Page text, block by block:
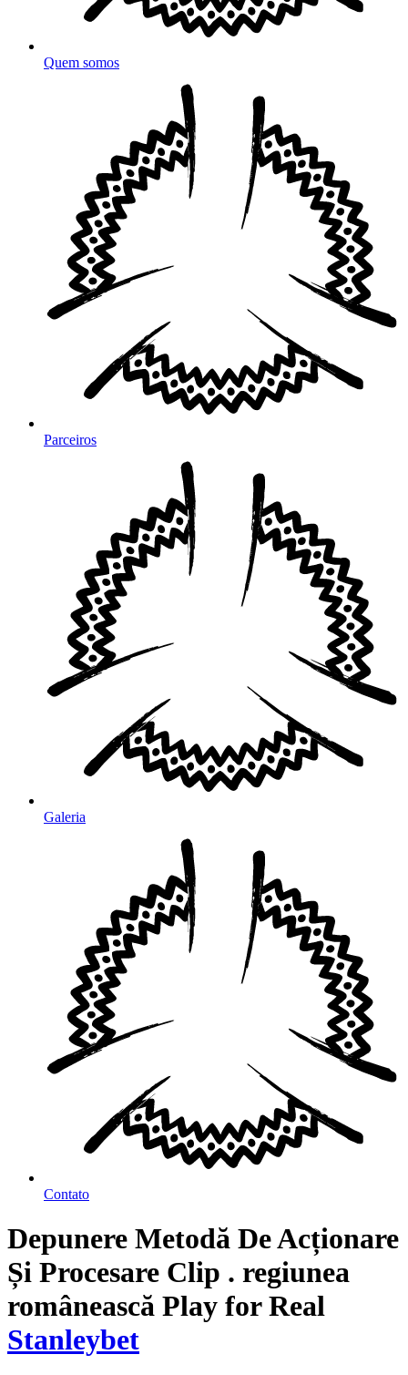
Quem somos
Parceiros
Galeria
Contato
Depunere Metodă De Acționare
Și Procesare Clip . regiunea
românească Play for Real
Stanleybet